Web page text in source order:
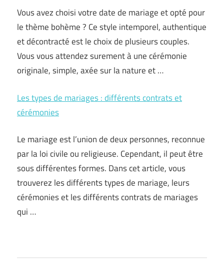
Vous avez choisi votre date de mariage et opté pour
le thème bohème ? Ce style intemporel, authentique
et décontracté est le choix de plusieurs couples.
Vous vous attendez surement à une cérémonie
originale, simple, axée sur la nature et …
Les types de mariages : différents contrats et
cérémonies
Le mariage est l’union de deux personnes, reconnue
par la loi civile ou religieuse. Cependant, il peut être
sous différentes formes. Dans cet article, vous
trouverez les différents types de mariage, leurs
cérémonies et les différents contrats de mariages
qui …